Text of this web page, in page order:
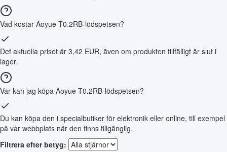
Vad kostar Aoyue T0.2RB-lödspetsen?
Det aktuella priset är 3,42 EUR, även om produkten tillfälligt är slut i
lager.
Var kan jag köpa Aoyue T0.2RB-lödspetsen?
Du kan köpa den i specialbutiker för elektronik eller online, till exempel
på vår webbplats när den finns tillgänglig.
Filtrera efter betyg: